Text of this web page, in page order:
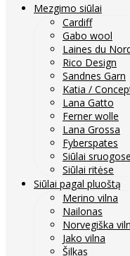
Mezgimo siūlai
Cardiff
Gabo wool
Laines du
Rico Design
Sandnes Garn
Katia /
Lana Gatto
Ferner wolle
Lana Grossa
Fyberspates
Siūlai
Siūlai ritėse
Siūlai pagal pluoštą
Merino vilna
Nailonas
Norvegiška
Jako vilna
Šilkas